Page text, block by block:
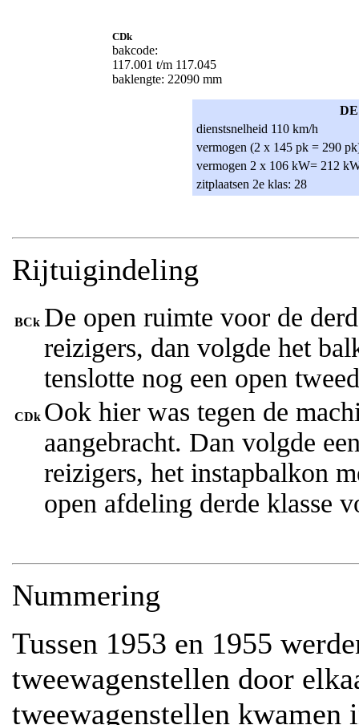
CDk
bakcode:
117.001 t/m 117.045
baklengte: 22090 mm
dienstsnelheid 110 km/h
vermogen (2 x 145 pk = 290
vermogen 2 x 106 kW= 212
zitplaatsen 2e klas: 28
Rijtuigindeling
BCk De open ruimte voor de
reizigers, dan volgde het
tenslotte nog een open
CDk Ook hier was tegen de
aangebracht. Dan volgde
reizigers, het instapbalkon
open afdeling derde klasse
Nummering
Tussen 1953 en 1955
tweewagenstellen door
tweewagenstellen kwamen